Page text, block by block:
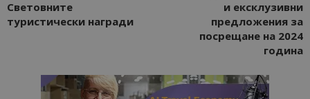
Световните
туристически награди
и ексклузивни
предложения за
посрещане на 2024
година